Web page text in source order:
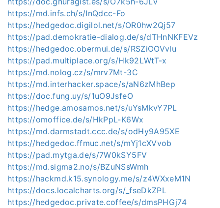
https://md.infs.ch/s/InQdcc-Fo
https://hedgedoc.digilol.net/s/OR0hw2Qj57
https://pad.demokratie-dialog.de/s/dTHnNKFEVz
https://hedgedoc.obermui.de/s/RSZiOOVvlu
https://pad.multiplace.org/s/Hk92LWtT-x
https://md.nolog.cz/s/mrv7Mt-3C
https://md.interhacker.space/s/aN6zMhBep
https://doc.fung.uy/s/1uO9JsfeO
https://hedge.amosamos.net/s/uYsMkvY7PL
https://omoffice.de/s/HkPpL-K6Wx
https://md.darmstadt.ccc.de/s/odHy9A95XE
https://hedgedoc.ffmuc.net/s/mYj1cXVvob
https://pad.mytga.de/s/7W0kSY5FV
https://md.sigma2.no/s/BZuNSsWmh
https://hackmd.k15.synology.me/s/z4WXxeM1N
https://docs.localcharts.org/s/_fseDkZPL
https://hedgedoc.private.coffee/s/dmsPHGj74